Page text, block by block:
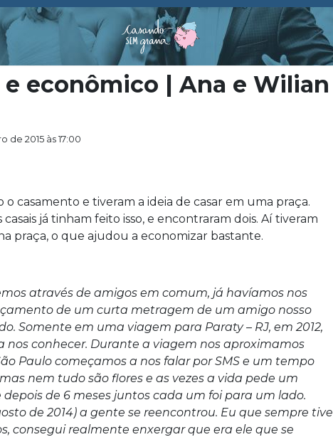
e econômico | Ana e Wilian
de 2015 às 17:00
casamento e tiveram a ideia de casar em uma praça.
já tinham feito isso, e encontraram dois. Aí tiveram
praça, o que ajudou a economizar bastante.
através de amigos em comum, já havíamos nos
de um curta metragem de um amigo nosso
Somente em uma viagem para Paraty – RJ, em 2012,
nos conhecer. Durante a viagem nos aproximamos
Paulo começamos a nos falar por SMS e um tempo
nem tudo são flores e as vezes a vida pede um
de 6 meses juntos cada um foi para um lado.
de 2014) a gente se reencontrou. Eu que sempre tive
consegui realmente enxergar que era ele que se